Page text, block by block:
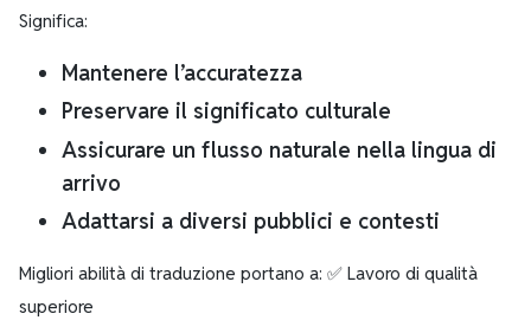
Significa:
Mantenere l’accuratezza
Preservare il significato culturale
Assicurare un flusso naturale nella lingua di
arrivo
Adattarsi a diversi pubblici e contesti
Migliori abilità di traduzione portano a: ✅ Lavoro di qualità
superiore